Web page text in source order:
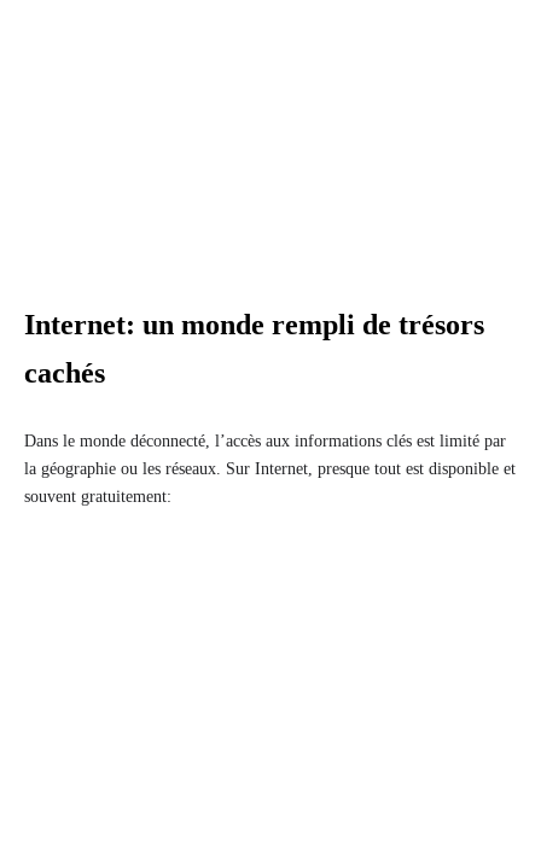
Internet: un monde rempli de trésors
cachés
Dans le monde déconnecté, l’accès aux informations clés est limité par
la géographie ou les réseaux. Sur Internet, presque tout est disponible et
souvent gratuitement: